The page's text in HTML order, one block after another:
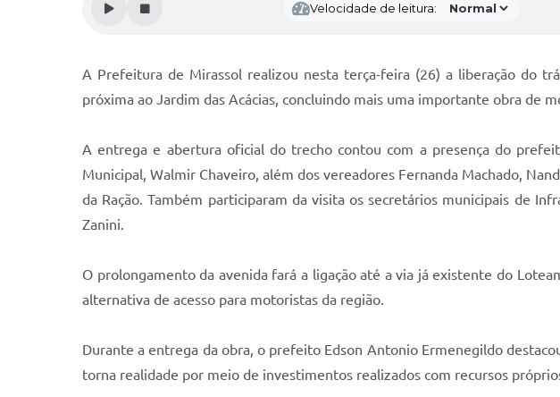
Velocidade de leitura:
A Prefeitura de Mirassol realizou nesta terça-feira (26) a liberação do
próxima ao Jardim das Acácias, concluindo mais uma importante obra de
A entrega e abertura oficial do trecho contou com a presença do
Municipal, Walmir Chaveiro, além dos vereadores Fernanda Machado,
da Ração. Também participaram da visita os secretários municipais de
Zanini.
O prolongamento da avenida fará a ligação até a via já existente do
alternativa de acesso para motoristas da região.
Durante a entrega da obra, o prefeito Edson Antonio Ermenegildo
torna realidade por meio de investimentos realizados com recursos